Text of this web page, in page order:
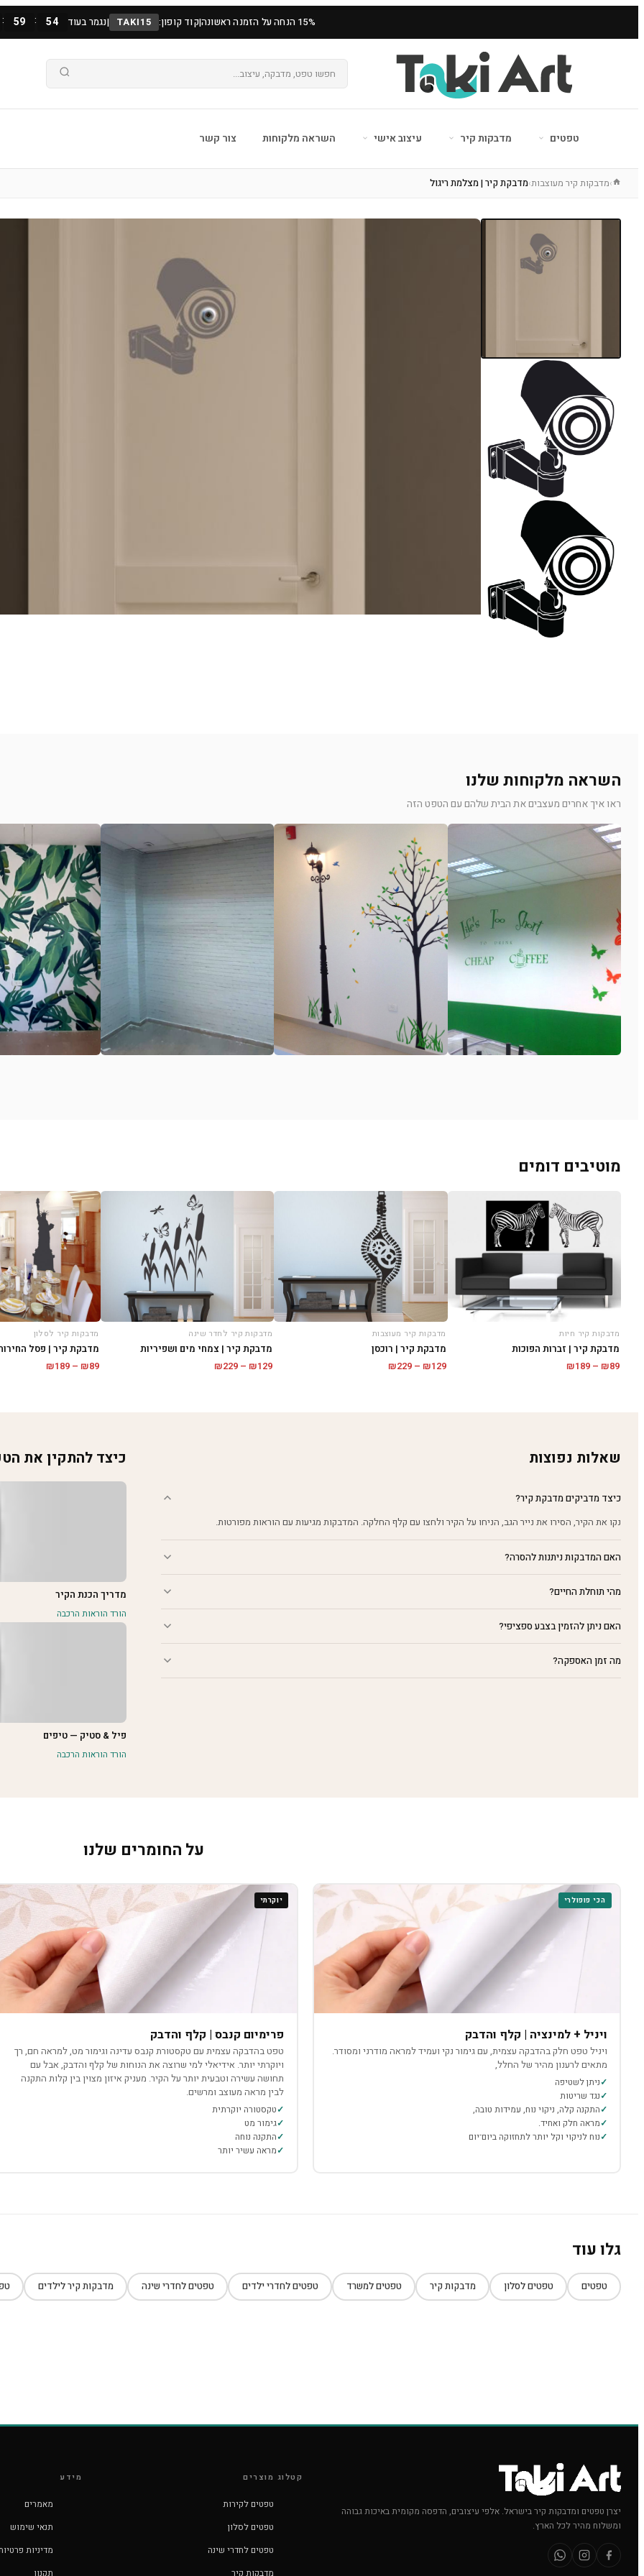
15% הנחה על הזמנה ראשונה |קוד קופון: TAKI15
|נגמר בעוד : 59 : 53
טפטים מדבקות קיר עיצוב אישי השראה מלקוחות צור קשר
›מדבקות קיר מעוצבות›מדבקת קיר | מצלמת ריגול
השראה מלקוחות שלנו
ראו איך אחרים מעצבים את הבית שלהם עם הטפט הזה
מוטיבים דומים
מדבקות קיר חיות
מדבקת קיר | זברות הפוכות
₪89
–
₪189
מדבקות קיר מעוצבות
מדבקת קיר | רוכסן
₪129
–
₪229
מדבקות קיר לחדר שינה
מדבקת קיר | צמחי מים ושפיריות
₪129
–
₪229
טווח
מדבקות קיר לסלון
מדבקת קיר | פסל
₪89
–
₪189
שאלות נפוצות
כיצד מדביקים מדבקת קיר?
נקו את הקיר, הסירו את נייר הגב, הניחו על הקיר ולחצו עם קלף החלקה. המדבקות מגיעות עם הוראות מפורטות.
האם המדבקות ניתנות להסרה?
מהי תוחלת החיים?
האם ניתן להזמין בצבע ספציפי?
מה זמן האספקה?
כיצד להתקין את
מדריך הכנת הקיר
הורד הוראות הרכבה
פיל & סטיק — טיפים
הורד הוראות הרכבה
על החומרים שלנו
הכי פופולרי
ויניל + למינציה | קלף והדבק
ויניל טפט חלק בהדבקה עצמית, עם גימור נקי ועמיד למראה מודרני ומסודר.
מתאים לרענון מהיר של החלל,
ניתן לשטיפה
נגד שריטות
התקנה קלה, ניקוי נוח, עמידות טובה,
מראה חלק ואחיד.
נוח לניקוי וקל יותר לתחזוקה ביום־יום
יוקרתי
פרימיום קנבס | קלף והדבק
טפט בהדבקה עצמית עם טקסטורת קנבס עדינה וגימור מט, למראה חם, רך
ויוקרתי יותר. אידיאלי למי שרוצה את הנוחות של קלף והדבק, אבל עם
תחושה עשירה וטבעית יותר על הקיר. מעניק איזון מצוין בין קלות התקנה
לבין מראה מעוצב ומרשים.
טקסטורה יוקרתית
גימור מט
התקנה נוחה
מראה עשיר יותר
גלו עוד
טפטים טפטים לסלון מדבקות קיר טפטים למשרד טפטים לחדרי ילדים טפטים לחדרי שינה מדבקות קיר לילדים
יצרן טפטים ומדבקות קיר בישראל. אלפי עיצובים, הדפסה מקומית באיכות גבוהה
ומשלוח מהיר לכל הארץ.
קטלוג מוצרים
טפטים לקירות
טפטים לסלון
טפטים לחדרי שינה
מידע
מאמרים
תנאי שימוש
מדיניות